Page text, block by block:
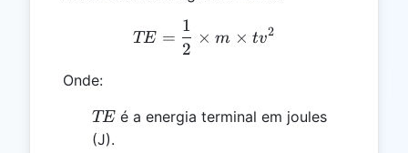
TE = \frac{1}{2} \times
TE =
2
1
× m × tv2
Onde:
TE
TE é a energia terminal em joules
(J).